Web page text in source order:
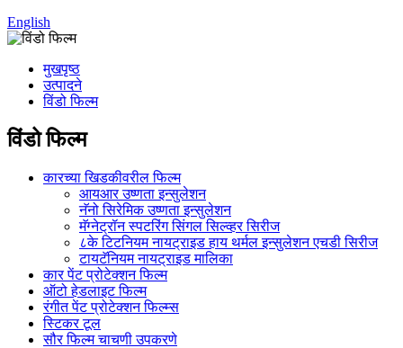
English
मुखपृष्ठ
उत्पादने
विंडो फिल्म
विंडो फिल्म
कारच्या खिडकीवरील फिल्म
आयआर उष्णता इन्सुलेशन
नॅनो सिरेमिक उष्णता इन्सुलेशन
मॅग्नेट्रॉन स्पटरिंग सिंगल सिल्व्हर सिरीज
८के टिटनियम नायट्राइड हाय थर्मल इन्सुलेशन एचडी सिरीज
टायटॅनियम नायट्राइड मालिका
कार पेंट प्रोटेक्शन फिल्म
ऑटो हेडलाइट फिल्म
रंगीत पेंट प्रोटेक्शन फिल्म्स
स्टिकर टूल
सौर फिल्म चाचणी उपकरणे